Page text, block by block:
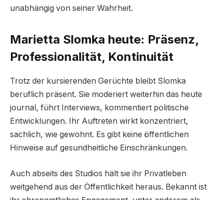
unabhängig von seiner Wahrheit.
Marietta Slomka heute: Präsenz,
Professionalität, Kontinuität
Trotz der kursierenden Gerüchte bleibt Slomka
beruflich präsent. Sie moderiert weiterhin das heute
journal, führt Interviews, kommentiert politische
Entwicklungen. Ihr Auftreten wirkt konzentriert,
sachlich, wie gewohnt. Es gibt keine öffentlichen
Hinweise auf gesundheitliche Einschränkungen.
Auch abseits des Studios hält sie ihr Privatleben
weitgehend aus der Öffentlichkeit heraus. Bekannt ist